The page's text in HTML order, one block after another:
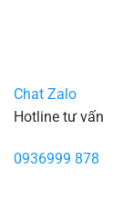
Chat Zalo
Hotline tư vấn
0936999 878